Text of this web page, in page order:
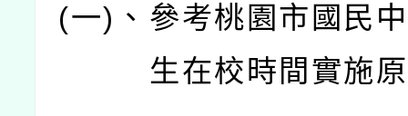
(一)、 參考桃園市國民
生在校時間實施